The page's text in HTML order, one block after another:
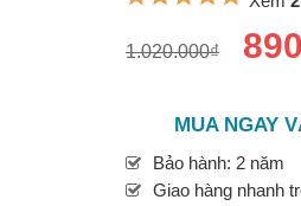
1.020.000₫
MUA NGAY
Bảo hành: 2 năm
Giao hàng nhanh